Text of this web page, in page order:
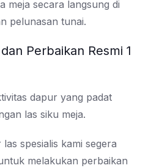
meja secara langsung di
pelunasan tunai.
Perbaikan Resmi 1
dapur yang padat
las siku meja.
spesialis kami segera
melakukan perbaikan